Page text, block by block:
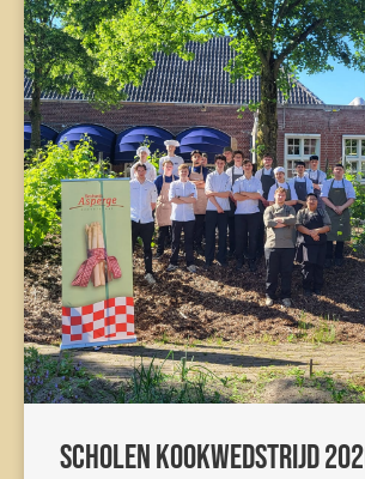
Scholen kookwedstrijd